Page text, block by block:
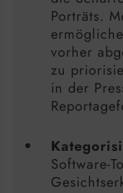
Porträts.
vorher
zu
in der
Software-